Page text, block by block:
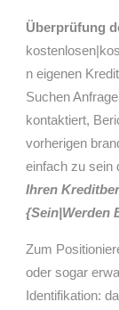
Überprüfung
n eigenen
Suchen
kontaktiert,
vorherigen
einfach zu sein
Ihren
{Sein|Werden
Zum
oder sogar
Identifikation: